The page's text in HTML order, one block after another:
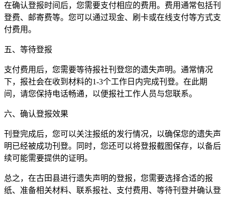
在确认登报时间后，您需要支付相应的费用。费用通常包括刊
登费、邮寄费等。您可以通过现金、刷卡或在线支付等方式支
付费用。
五、等待登报
支付费用后，您需要等待报社刊登您的遗失声明。通常情况
下，报社会在收到材料的1-3个工作日内完成刊登。在此期
间，请您保持电话畅通，以便报社工作人员与您联系。
六、确认登报效果
刊登完成后，您可以关注报纸的发行情况，以确保您的遗失声
明已经被成功刊登。同时，您还可以将登报截图保存，以备后
续可能需要提供的证明。
总之，在古田县进行遗失声明的登报，您需要选择合适的报
纸、准备相关材料、联系报社、支付费用、等待刊登并确认登